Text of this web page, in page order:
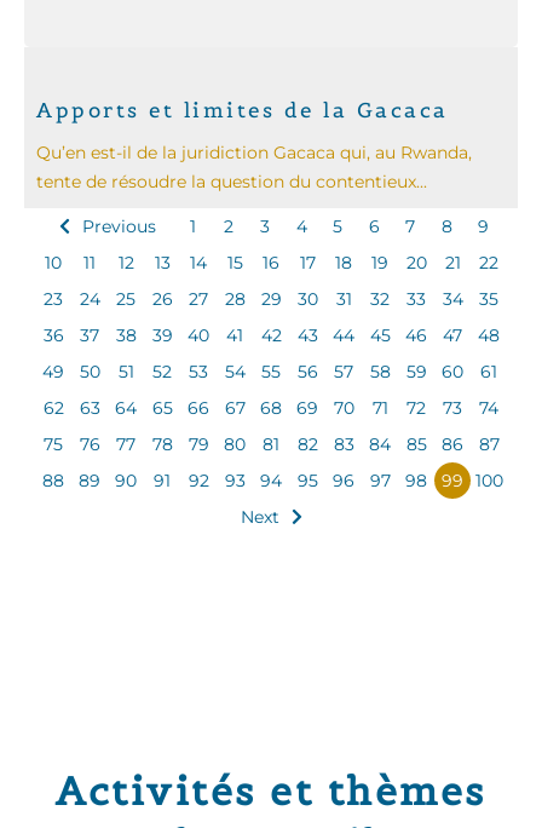
Apports et limites de la Gacaca
Qu’en est-il de la juridiction Gacaca qui, au Rwanda,
tente de résoudre la question du contentieux...
Previous 1 2 3 4 5 6 7 8
9
10
11 12 13 14 15 16 17 18 19 20 21
22
23
24 25 26 27 28 29 30 31 32 33 34
35
36
37 38 39 40 41 42 43 44 45 46 47
48
49
50 51 52 53 54 55 56 57 58 59 60
61
62
63 64 65 66 67 68 69 70 71 72 73
74
75
76 77 78 79 80 81 82 83 84 85 86
87
88
89 90 91 92 93 94 95 96 97 98 99
100
Next
Activités et thèmes